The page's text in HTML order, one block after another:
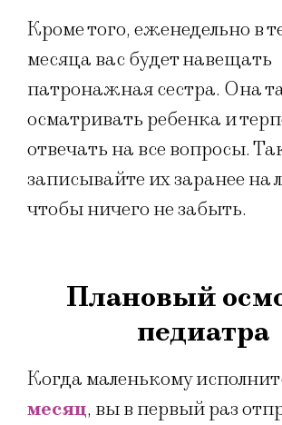
Кроме того, еженедельно в
месяца вас будет навещать
патронажная сестра. Она
осматривать ребенка и
отвечать на все вопросы.
записывайте их заранее на
чтобы ничего не забыть.
Плановый
педиатра
Когда маленькому
месяц, вы в первый раз